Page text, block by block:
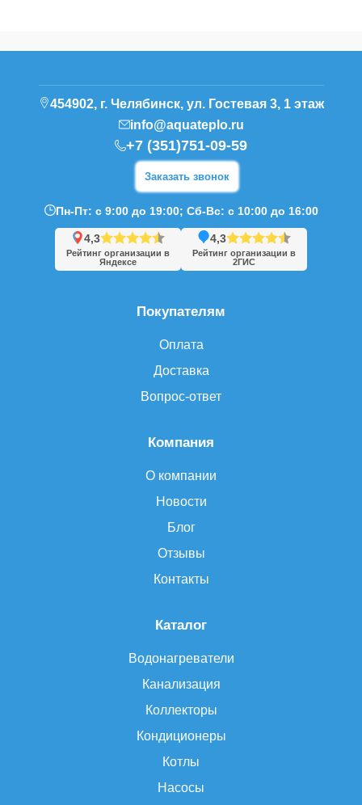
Каталог
Водонагреватели
Канализация
Коллекторы
Кондиционеры
Котлы
Насосы
Компания
О компании
Новости
Блог
Отзывы
Контакты
Покупателям
Оплата
Доставка
Вопрос-ответ
454902, г. Челябинск, ул. Гостевая 3, 1 этаж
info@aquateplo.ru
+7 (351)751-09-59
Заказать звонок
Пн-Пт: с 9:00 до 19:00; Сб-Вс: с 10:00 до 16:00
4,3
Рейтинг организации в
Яндексе
4,3
Рейтинг организации в
2ГИС